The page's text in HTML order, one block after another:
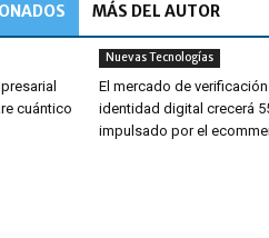
MÁS DEL AUTOR
cuántico
Nuevas Tecnologías
El mercado de
identidad digital crecerá
impulsado por el